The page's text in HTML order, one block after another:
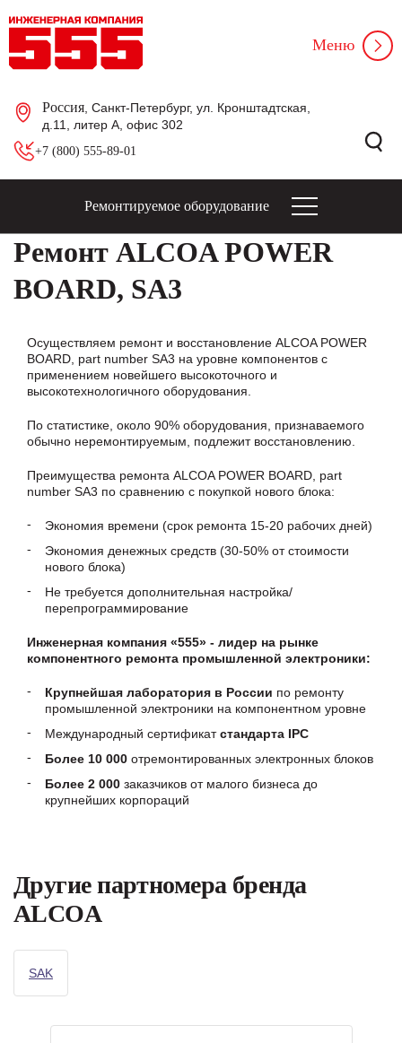
Россия , Санкт-Петербург, ул. Кронштадтская,
д.11, литер А, офис 302
+7 (800) 555-89-01
Меню
Ремонтируемое оборудование
Ремонт ALCOA POWER
BOARD, SA3
Осуществляем ремонт и восстановление ALCOA POWER
BOARD, part number SA3 на уровне компонентов с
применением новейшего высокоточного и
высокотехнологичного оборудования.
По статистике, около 90% оборудования, признаваемого
обычно неремонтируемым, подлежит восстановлению.
Преимущества ремонта ALCOA POWER BOARD, part
number SA3 по сравнению с покупкой нового блока:
Экономия времени (срок ремонта 15-20 рабочих дней)
Экономия денежных средств (30-50% от стоимости
нового блока)
Не требуется дополнительная настройка/
перепрограммирование
Инженерная компания «555» - лидер на рынке
компонентного ремонта промышленной электроники:
Крупнейшая лаборатория в России по ремонту
промышленной электроники на компонентном уровне
Международный сертификатстандарта IPC
Более 10 000 отремонтированных электронных блоков
Более 2 000 заказчиков от малого бизнеса до
крупнейших корпораций
Другие партномера бренда
ALCOA
SAK